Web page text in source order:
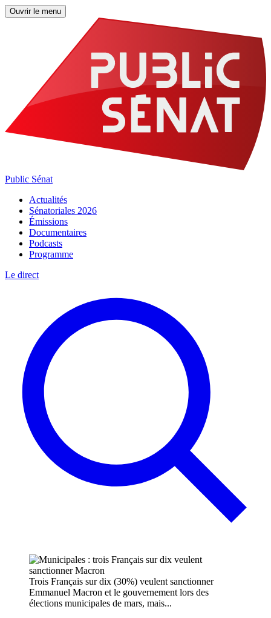
Ouvrir le menu
Public Sénat
Actualités
Sénatoriales 2026
Émissions
Documentaires
Podcasts
Programme
Le direct
Trois Français sur dix (30%) veulent sanctionner
Emmanuel Macron et le gouvernement lors des
élections municipales de mars, mais...